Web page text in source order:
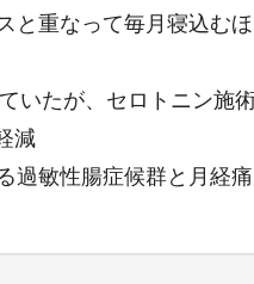
と重なって毎月寝込む
いたが、セロトニン施
減
過敏性腸症候群と月経